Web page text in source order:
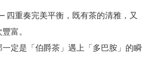
重奏完美平衡，既有茶的清雅，又
富。
定是「伯爵茶」遇上「多巴胺」的瞬